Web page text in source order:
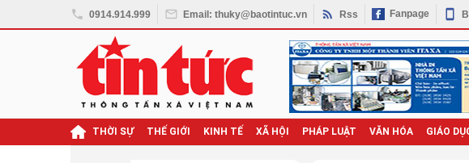
0914.914.999 Email: thuky@baotintuc.vn Rss Fanpage
THỜI SỰ THẾ GIỚI KINH TẾ XÃ HỘI PHÁP LUẬT VĂN HÓA GIÁO